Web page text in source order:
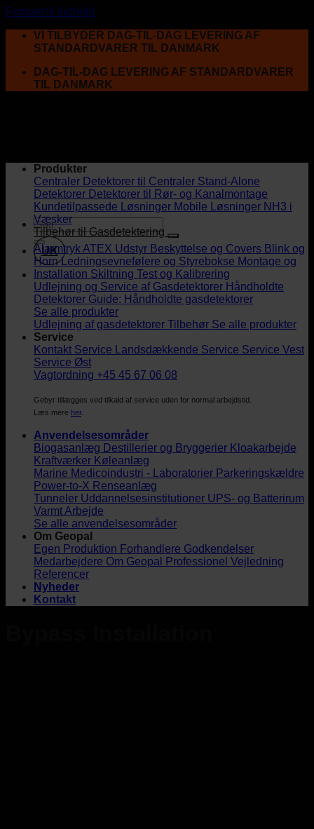
Fortsæt til indhold
VI TILBYDER DAG-TIL-DAG LEVERING AF
STANDARDVARER TIL DANMARK
DAG-TIL-DAG LEVERING AF STANDARDVARER
TIL DANMARK
UK
Produkter
Centraler Detektorer til Centraler Stand-Alone
Detektorer Detektorer til Rør- og Kanalmontage
Kundetilpassede Løsninger Mobile Løsninger NH3 i
Væsker
Tilbehør til Gasdetektering
AlarmtrykATEX Udstyr Beskyttelse og Covers Blink og
Horn Ledningsevnefølere og Styrebokse Montage og
Installation Skiltning Test og Kalibrering
Udlejning og Service af Gasdetektorer Håndholdte
Detektorer Guide: Håndholdte gasdetektorer
Se alle produkter
Udlejning af gasdetektorer Tilbehør Se alle produkter
Service
Kontakt Service
Landsdækkende Service Service Vest
Service Øst
Vagtordning +45 45 67 06 08
Gebyr tillægges ved tilkald af service uden for normal arbejdstid.
Læs mere her.
Anvendelsesområder
Biogasanlæg Destillerier og Bryggerier Kloakarbejde
Kraftværker Køleanlæg
Marine Medicoindustri - Laboratorier Parkeringskældre
Power-to-X Renseanlæg
Tunneler Uddannelsesinstitutioner UPS- og Batterirum
Varmt Arbejde
Se alle anvendelsesområder
Om Geopal
Egen Produktion Forhandlere Godkendelser
Medarbejdere Om Geopal
Professionel Vejledning
Referencer
Nyheder
Kontakt